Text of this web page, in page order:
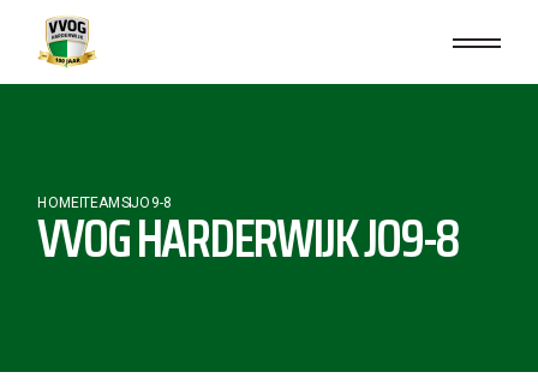
HOMETEAMSJO9-8
VVOG HARDERWIJK JO9-8